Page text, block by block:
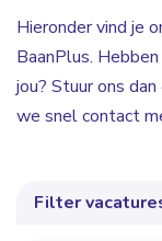
Hieronder vind je
BaanPlus.
jou? Stuur ons dan
we snel contact
Filter